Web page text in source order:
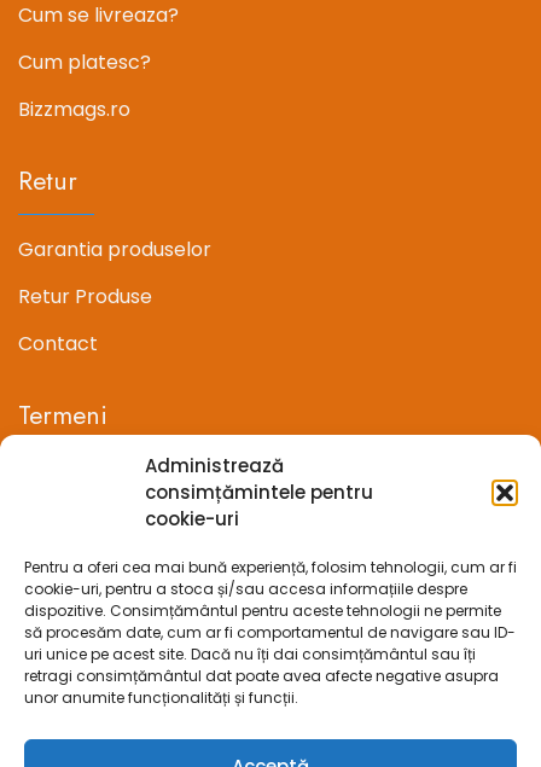
Administrează
consimțămintele pentru
cookie-uri
Pentru a oferi cea mai bună experiență, folosim tehnologii, cum ar fi
cookie-uri, pentru a stoca și/sau accesa informațiile despre
dispozitive. Consimțământul pentru aceste tehnologii ne permite
să procesăm date, cum ar fi comportamentul de navigare sau ID-
uri unice pe acest site. Dacă nu îți dai consimțământul sau îți
retragi consimțământul dat poate avea afecte negative asupra
unor anumite funcționalități și funcții.
Cum se livreaza?
Cum platesc?
Bizzmags.ro
Retur
Garantia produselor
Retur Produse
Contact
Termeni
Termeni si conditii
Confidentialitate
Politica cookie-uri (UE)
Prelucrarea datelor cu caracter personal
Legal